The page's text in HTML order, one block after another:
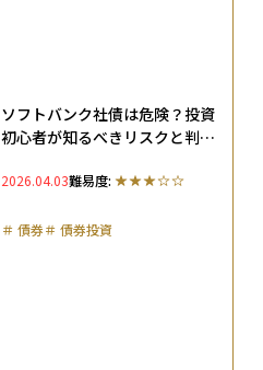
ソフトバンク社債は危険？投資
初心者が知るべきリスクと判断
2026.04.03難易度:
＃ 債券＃ 債券投資